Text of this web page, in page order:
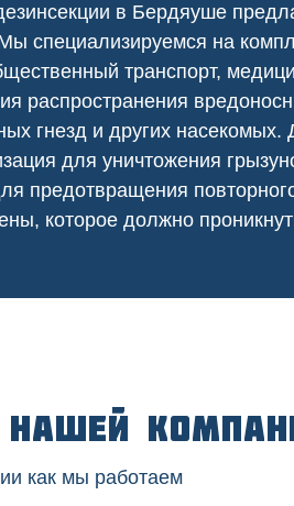
в Бердяуше
специализируемся на
транспорт,
распространения
гнезд и других насекомых.
для уничтожения
предотвращения
которое должно
как мы работаем